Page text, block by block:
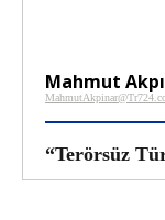
Mahmut
“Terörsüz